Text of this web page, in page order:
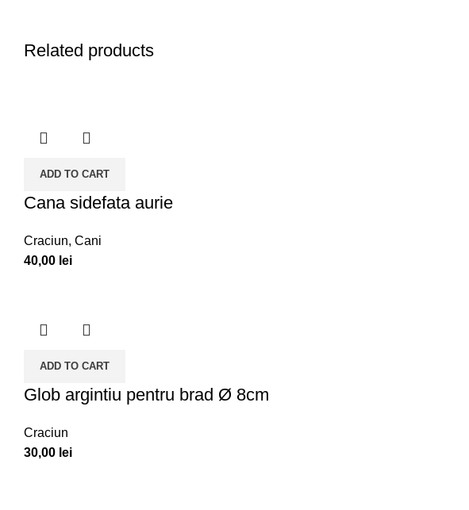
Related products
ADD TO CART
Cana sidefata aurie
Craciun, Cani
40,00 lei
ADD TO CART
Glob argintiu pentru brad Ø 8cm
Craciun
30,00 lei